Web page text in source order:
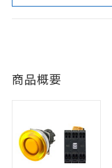
商品概要